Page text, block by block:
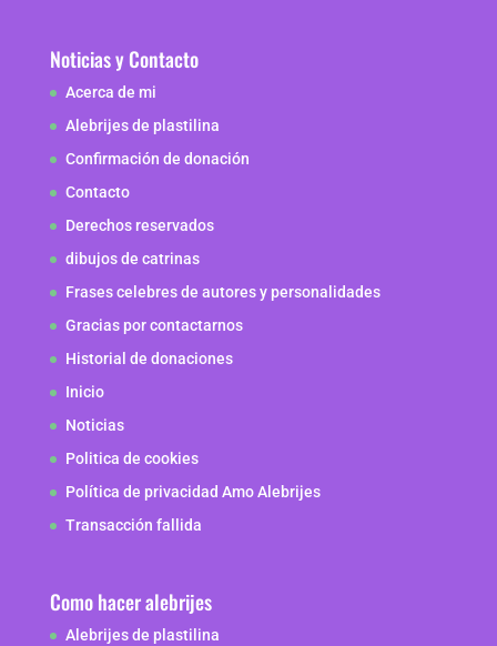
Noticias y Contacto
Acerca de mi
Alebrijes de plastilina
Confirmación de donación
Contacto
Derechos reservados
dibujos de catrinas
Frases celebres de autores y personalidades
Gracias por contactarnos
Historial de donaciones
Inicio
Noticias
Politica de cookies
Política de privacidad Amo Alebrijes
Transacción fallida
Como hacer alebrijes
Alebrijes de plastilina